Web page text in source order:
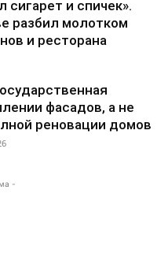
сигарет и спичек».
разбил молотком
и ресторана
фасадов, а не
реновации домов
-